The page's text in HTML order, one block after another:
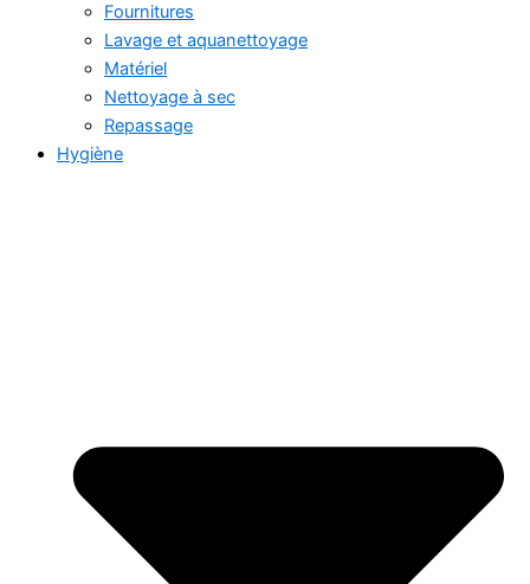
Fournitures
Lavage et aquanettoyage
Matériel
Nettoyage à sec
Repassage
Hygiène